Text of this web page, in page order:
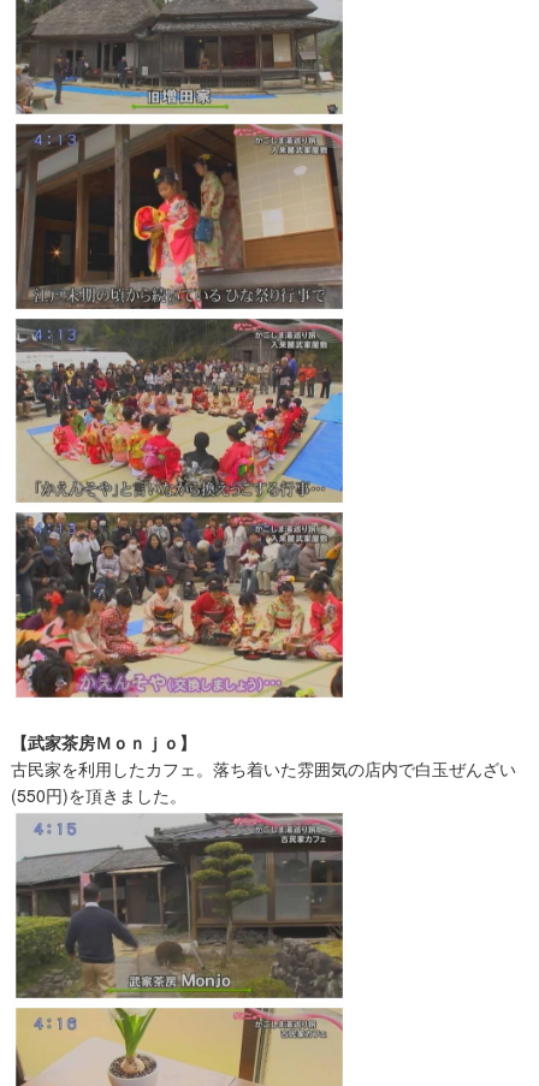
【武家茶房Ｍｏｎｊｏ】
古民家を利用したカフェ。落ち着いた雰囲気の店内で白玉ぜんざい
(550円)を頂きました。